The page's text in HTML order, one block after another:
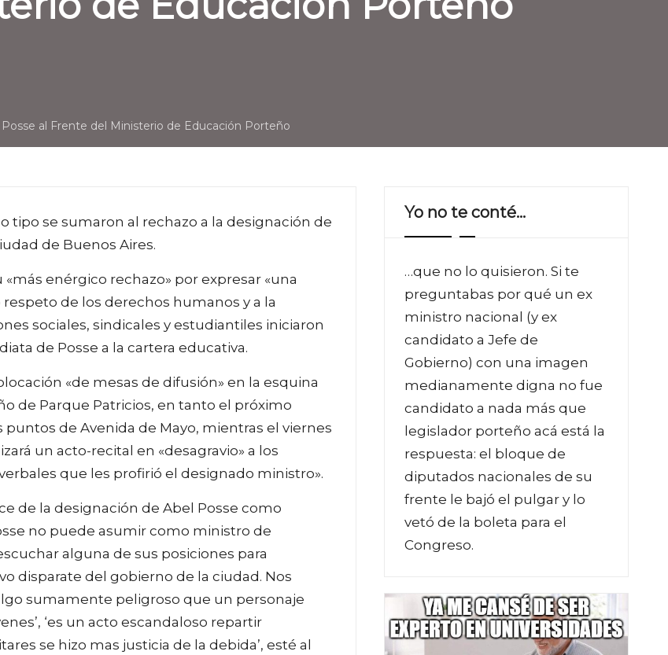
al Frente del Ministerio de Educación Porteño
tipo se sumaron al rechazo a la designación de
de Buenos Aires.
enérgico rechazo» por expresar «una
de los derechos humanos y a la
sociales, sindicales y estudiantiles iniciaron
de Posse a la cartera educativa.
«de mesas de difusión» en la esquina
de Parque Patricios, en tanto el próximo
de Avenida de Mayo, mientras el viernes
un acto-recital en «desagravio» a los
que les profirió el designado ministro».
de la designación de Abel Posse como
no puede asumir como ministro de
alguna de sus posiciones para
disparate del gobierno de la ciudad. Nos
sumamente peligroso que un personaje
‘es un acto escandaloso repartir
se hizo mas justicia de la debida’, esté al
Yo no te conté…
…que no lo quisieron. Si te
preguntabas por qué un ex
ministro nacional (y ex
candidato a Jefe de
Gobierno) con una imagen
medianamente digna no fue
candidato a nada más que
legislador porteño acá está la
respuesta: el bloque de
diputados nacionales de su
frente le bajó el pulgar y lo
vetó de la boleta para el
Congreso.